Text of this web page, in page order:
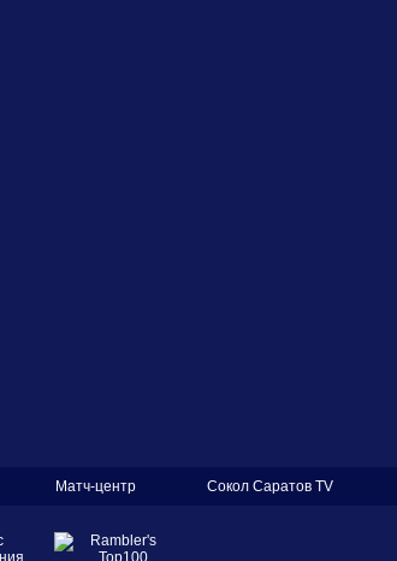
Матч-центр Сокол Саратов TV